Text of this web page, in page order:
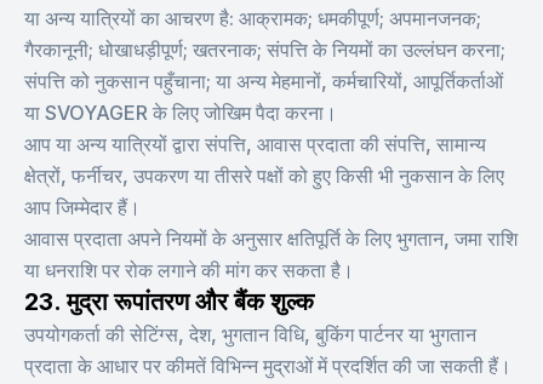
या अन्य यात्रियों का आचरण है: आक्रामक; धमकीपूर्ण; अपमानजनक;
गैरकानूनी; धोखाधड़ीपूर्ण; खतरनाक; संपत्ति के नियमों का उल्लंघन करना;
संपत्ति को नुकसान पहुँचाना; या अन्य मेहमानों, कर्मचारियों, आपूर्तिकर्ताओं
या SVOYAGER के लिए जोखिम पैदा करना।
आप या अन्य यात्रियों द्वारा संपत्ति, आवास प्रदाता की संपत्ति, सामान्य
क्षेत्रों, फर्नीचर, उपकरण या तीसरे पक्षों को हुए किसी भी नुकसान के लिए
आप जिम्मेदार हैं।
आवास प्रदाता अपने नियमों के अनुसार क्षतिपूर्ति के लिए भुगतान, जमा राशि
या धनराशि पर रोक लगाने की मांग कर सकता है।
23. मुद्रा रूपांतरण और बैंक शुल्क
उपयोगकर्ता की सेटिंग्स, देश, भुगतान विधि, बुकिंग पार्टनर या भुगतान
प्रदाता के आधार पर कीमतें विभिन्न मुद्राओं में प्रदर्शित की जा सकती हैं।